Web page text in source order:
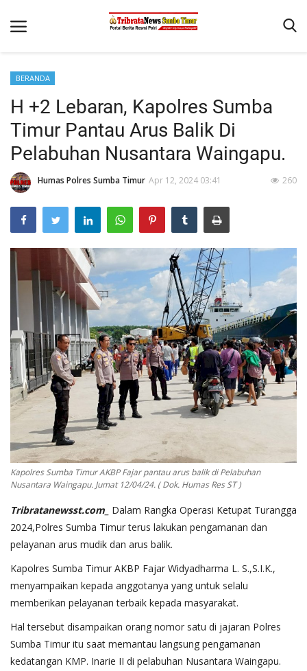
Beranda
Terms & Conditions
Reskrim
Binkam
Giat Ops
Polisi Kita
Mitra Polisi
Lantas
Jurnal Kamtibmas
BERANDA
H +2 Lebaran, Kapolres Sumba
Timur Pantau Arus Balik Di
Pelabuhan Nusantara Waingapu.
Humas Polres Sumba Timur Apr 12, 2024 03:41 260
Kapolres Sumba Timur AKBP Fajar pantau arus balik di Pelabuhan
Nusantara Waingapu. Jumat 12/04/24. ( Dok. Humas Res ST )
Tribratanewsst.com_ Dalam Rangka Operasi Ketupat Turangga
2024,Polres Sumba Timur terus lakukan pengamanan dan
pelayanan arus mudik dan arus balik.
Kapolres Sumba Timur AKBP Fajar Widyadharma L. S.,S.I.K.,
menyampaikan kepada anggotanya yang untuk selalu
memberikan pelayanan terbaik kepada masyarakat.
Hal tersebut disampaikan orang nomor satu di jajaran Polres
Sumba Timur itu saat memantau langsung pengamanan
kedatangan KMP. Inarie II di pelabuhan Nusantara Waingapu.